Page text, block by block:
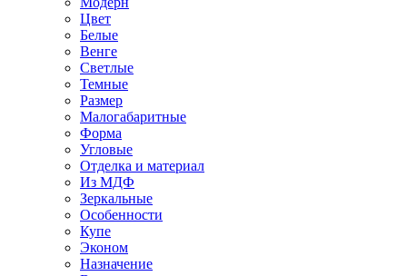
Цвет
Белые
Венге
Светлые
Темные
Размер
Малогабаритные
Форма
Угловые
Отделка и материал
Из МДФ
Зеркальные
Особенности
Купе
Эконом
Назначение